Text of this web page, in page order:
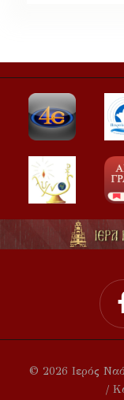
© 2026 Ιερός
/